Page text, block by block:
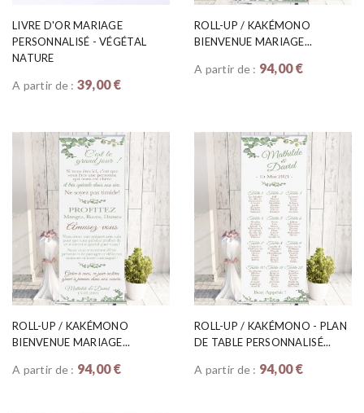
LIVRE D'OR MARIAGE
PERSONNALISÉ - VÉGÉTAL
NATURE
A partir de : 39,00 €
ROLL-UP / KAKÉMONO
BIENVENUE MARIAGE...
A partir de : 94,00 €
ROLL-UP / KAKÉMONO
BIENVENUE MARIAGE...
A partir de : 94,00 €
ROLL-UP / KAKÉMONO - PLAN
DE TABLE PERSONNALISÉ...
A partir de : 94,00 €